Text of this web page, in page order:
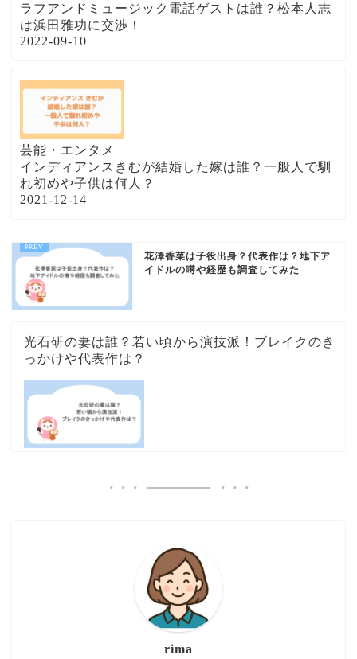
ラフアンドミュージック電話ゲストは誰？松本人志
は浜田雅功に交渉！
2022-09-10
芸能・エンタメ
インディアンスきむが結婚した嫁は誰？一般人で馴
れ初めや子供は何人？
2021-12-14
花澤香菜は子役出身？代表作は？地下ア
イドルの噂や経歴も調査してみた
光石研の妻は誰？若い頃から演技派！ブレイクのき
っかけや代表作は？
rima